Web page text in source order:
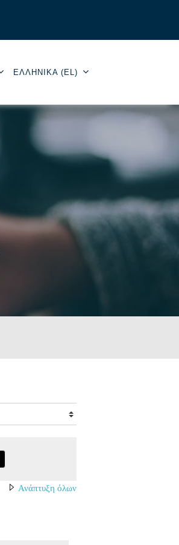
ΕΛΛΗΝΙΚΆ ‎(EL)‎
Ανάπτυξη όλων